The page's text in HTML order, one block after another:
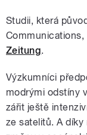
Studii, která
Zeitung.
Výzkumníci
modrými odstíny
zářit ještě
ze satelitů. A